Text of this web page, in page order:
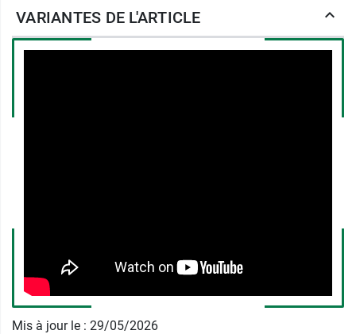
15 ans.
Précautions d'emploi des
ne seront pris que sur les conseils de votre
médecin.
Mag 2 et allaitement
VARIANTES DE L'ARTICLE
Mis à jour le : 29/05/2026